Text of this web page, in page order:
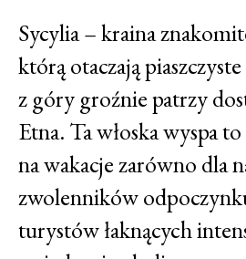
Sycylia – kraina
którą otaczają
z góry groźnie patrzy
Etna. Ta włoska wyspa
na wakacje zarówno dla
zwolenników
turystów łaknących